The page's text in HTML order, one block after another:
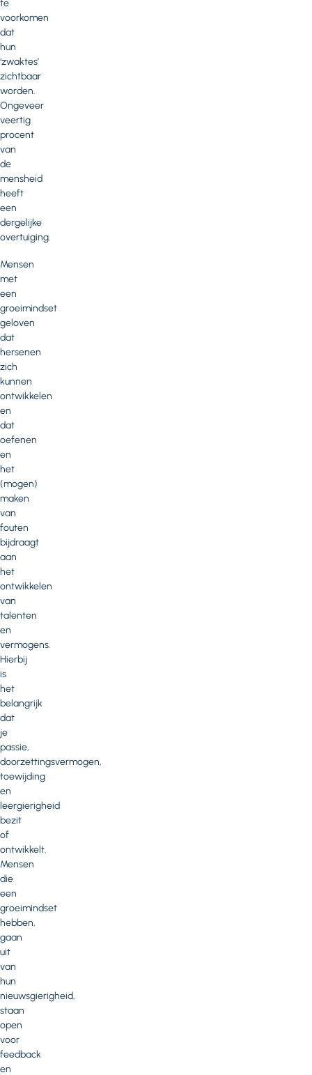
te
voorkomen
dat
hun
‘zwaktes’
zichtbaar
worden.
Ongeveer
veertig
procent
van
de
mensheid
heeft
een
dergelijke
overtuiging.
Mensen
met
een
groeimindset
geloven
dat
hersenen
zich
kunnen
ontwikkelen
en
dat
oefenen
en
het
(mogen)
maken
van
fouten
bijdraagt
aan
het
ontwikkelen
van
talenten
en
vermogens.
Hierbij
is
het
belangrijk
dat
je
passie,
doorzettingsvermogen,
toewijding
en
leergierigheid
bezit
of
ontwikkelt.
Mensen
die
een
groeimindset
hebben,
gaan
uit
van
hun
nieuwsgierigheid,
staan
open
voor
feedback
en